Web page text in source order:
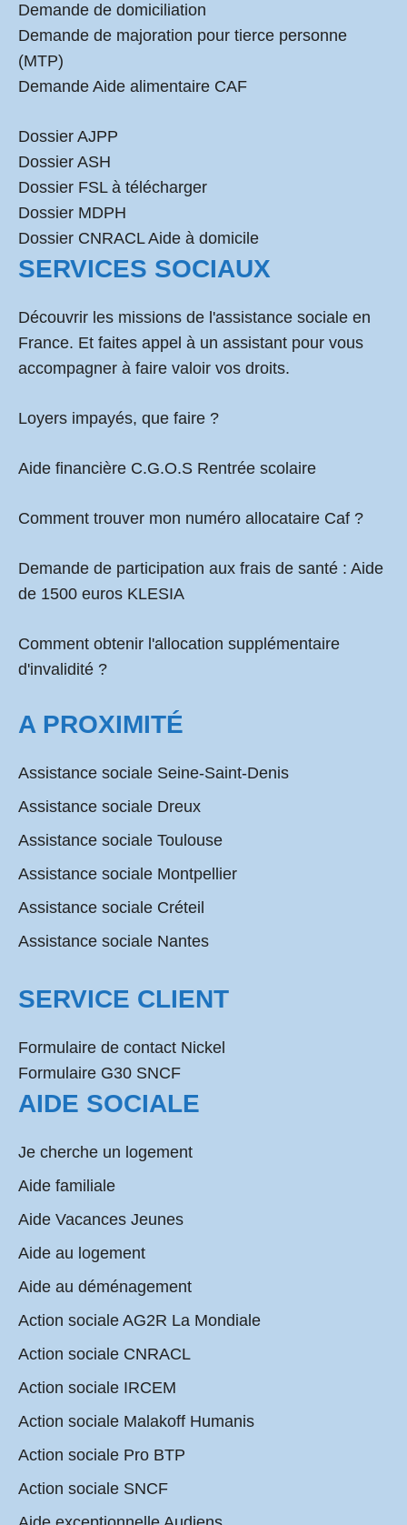
Demande de domiciliation
Demande de majoration pour tierce personne
(MTP)
Demande Aide alimentaire CAF
Dossier AJPP
Dossier ASH
Dossier FSL à télécharger
Dossier MDPH
Dossier CNRACL Aide à domicile
SERVICES SOCIAUX
Découvrir les missions de l'assistance sociale en
France. Et faites appel à un assistant pour vous
accompagner à faire valoir vos droits.
Loyers impayés, que faire ?
Aide financière C.G.O.S Rentrée scolaire
Comment trouver mon numéro allocataire Caf ?
Demande de participation aux frais de santé : Aide
de 1500 euros KLESIA
Comment obtenir l'allocation supplémentaire
d'invalidité ?
A PROXIMITÉ
Assistance sociale Seine-Saint-Denis
Assistance sociale Dreux
Assistance sociale Toulouse
Assistance sociale Montpellier
Assistance sociale Créteil
Assistance sociale Nantes
SERVICE CLIENT
Formulaire de contact Nickel
Formulaire G30 SNCF
AIDE SOCIALE
Je cherche un logement
Aide familiale
Aide Vacances Jeunes
Aide au logement
Aide au déménagement
Action sociale AG2R La Mondiale
Action sociale CNRACL
Action sociale IRCEM
Action sociale Malakoff Humanis
Action sociale Pro BTP
Action sociale SNCF